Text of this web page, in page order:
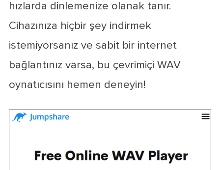
hızlarda dinlemenize olanak tanır.
Cihazınıza hiçbir şey indirmek
istemiyorsanız ve sabit bir internet
bağlantınız varsa, bu çevrimiçi WAV
oynatıcısını hemen deneyin!